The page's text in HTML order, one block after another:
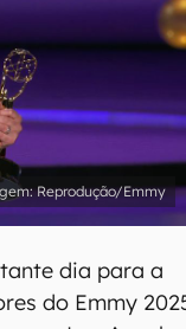
os Termos de Uso e
Reprodução/Emmy
dia para a
do Emmy